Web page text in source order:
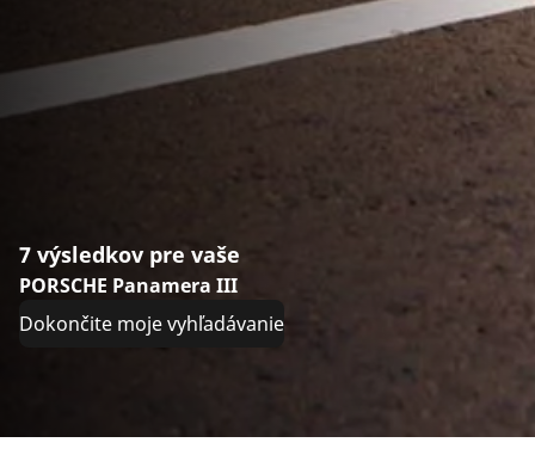
7 výsledkov pre vaše
PORSCHE Panamera III
Dokončite moje vyhľadávanie